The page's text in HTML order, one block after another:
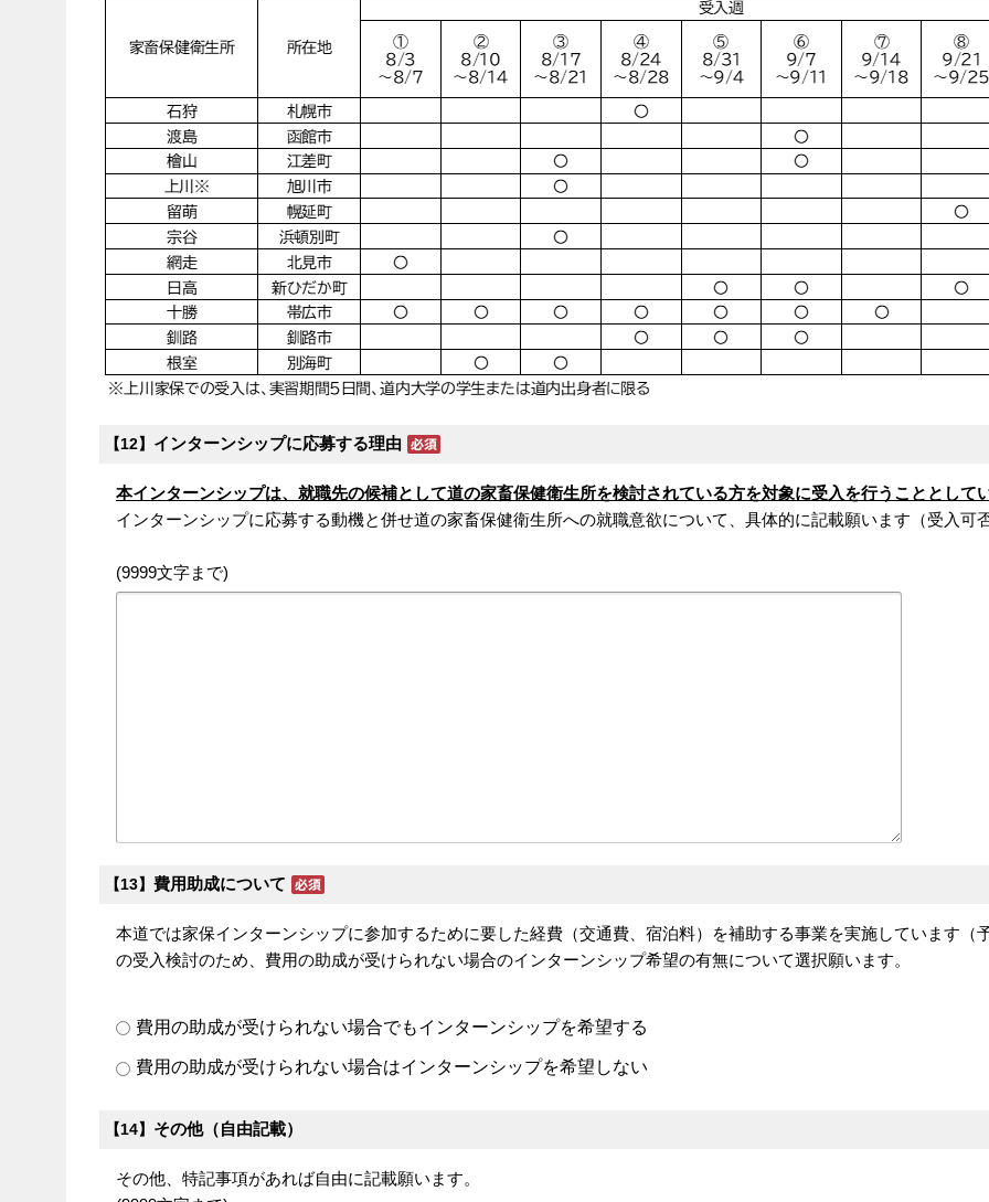
【12】 インターンシップに応募する理由
本インターンシップは、就職先の候補として道の家畜保健衛生所を検討されている方を対象に受入を行うこととして
インターンシップに応募する動機と併せ道の家畜保健衛生所への就職意欲について、具体的に記載願います（受入可
(9999文字まで)
【13】 費用助成について
本道では家保インターンシップに参加するために要した経費（交通費、宿泊料）を補助する事業を実施しています
の受入検討のため、費用の助成が受けられない場合のインターンシップ希望の有無について選択願います。
費用の助成が受けられない場合でもインターンシップを希望する
費用の助成が受けられない場合はインターンシップを希望しない
【14】 その他（自由記載）
その他、特記事項があれば自由に記載願います。